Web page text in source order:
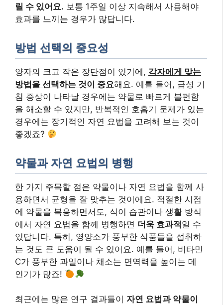
릴 수 있어요. 보통 1주일 이상 지속해서 사용해야
효과를 느끼는 경우가 많답니다.
방법 선택의 중요성
양자의 크고 작은 장단점이 있기에, 각자에게 맞는
방법을 선택하는 것이 중요해요. 예를 들어, 급성 기
침 증상이 나타날 경우에는 약물로 빠르게 불편함
을 해소할 수 있지만, 반복적인 호흡기 문제가 있는
경우에는 장기적인 자연 요법을 고려해 보는 것이
좋겠죠?
약물과 자연 요법의 병행
한 가지 주목할 점은 약물이나 자연 요법을 함께 사
용하면서 균형을 잘 맞추는 것이에요. 적절한 시점
에 약물을 복용하면서도, 식이 습관이나 생활 방식
에서 자연 요법을 함께 병행하면 더욱 효과적일 수
있답니다. 특히, 영양소가 풍부한 식품들을 섭취하
는 것도 큰 도움이 될 수 있어요. 예를 들어, 비타민
C가 풍부한 과일이나 채소는 면역력을 높이는 데
인기가 많죠!
최근에는 많은 연구 결과들이 자연 요법과 약물이